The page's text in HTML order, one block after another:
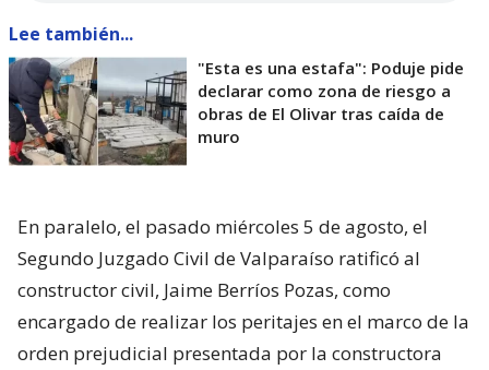
Lee también...
"Esta es una estafa": Poduje pide
declarar como zona de riesgo a
obras de El Olivar tras caída de
muro
En paralelo, el pasado miércoles 5 de agosto, el
Segundo Juzgado Civil de Valparaíso ratificó al
constructor civil, Jaime Berríos Pozas, como
encargado de realizar los peritajes en el marco de la
orden prejudicial presentada por la constructora